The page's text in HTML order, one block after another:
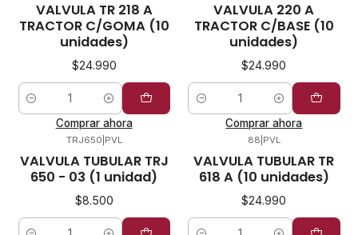
VALVULA TR 218 A
TRACTOR C/GOMA (10
unidades)
$24.990
Cantidad
Comprar ahora
VALVULA 220 A
TRACTOR C/BASE (10
unidades)
$24.990
Cantidad
Comprar ahora
TRJ650 PVL
VALVULA TUBULAR TRJ
650 - 03 (1 unidad)
$8.500
88 PVL
VALVULA TUBULAR TR
618 A (10 unidades)
$24.990